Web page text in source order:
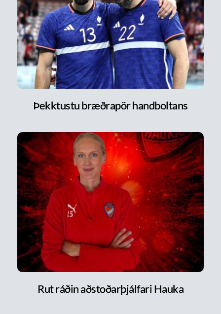
Þekktustu bræðrapör handboltans
Rut ráðin aðstoðarþjálfari Hauka